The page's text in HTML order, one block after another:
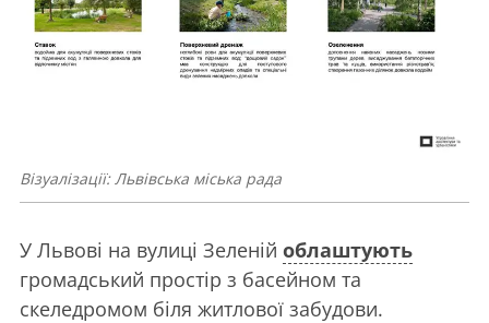
Візуалізації: Львівська міська рада
У Львові на вулиці Зеленій облаштують
громадський простір з басейном та
скеледромом біля житлової забудови.